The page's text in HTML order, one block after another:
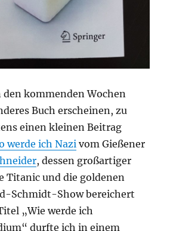
kommenden Wochen
Buch erscheinen, zu
einen kleinen Beitrag
werde ich Nazi vom Gießener
, dessen großartiger
Titanic und die goldenen
Schmidt-Show bereichert
„Wie werde ich
durfte ich in einem